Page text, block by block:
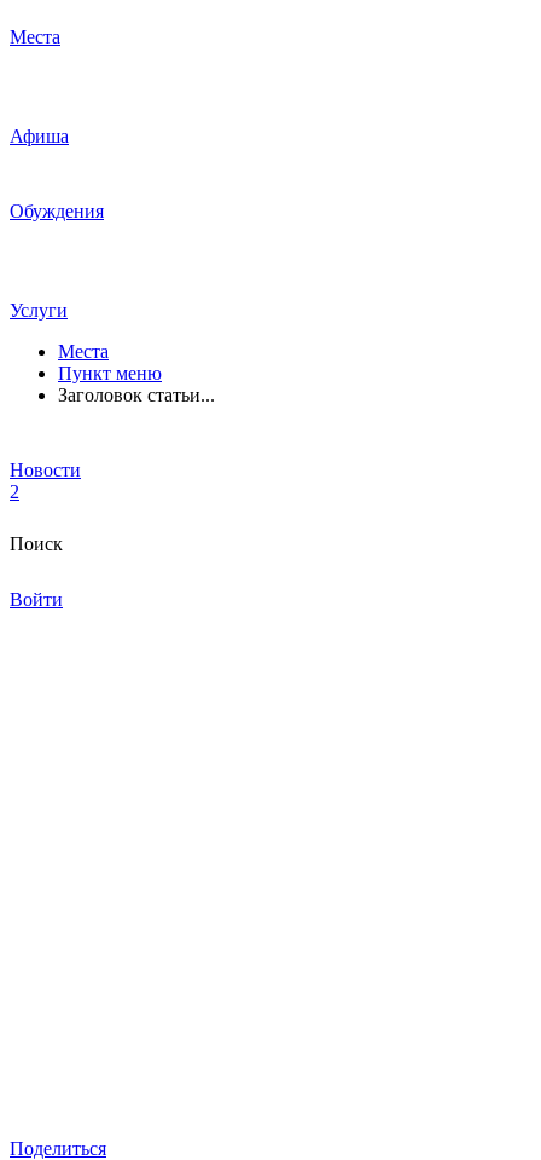
Места
Афиша
Обуждения
Услуги
Места
Пункт меню
Заголовок статьи...
Новости
2
Поиск
Войти
Поделиться